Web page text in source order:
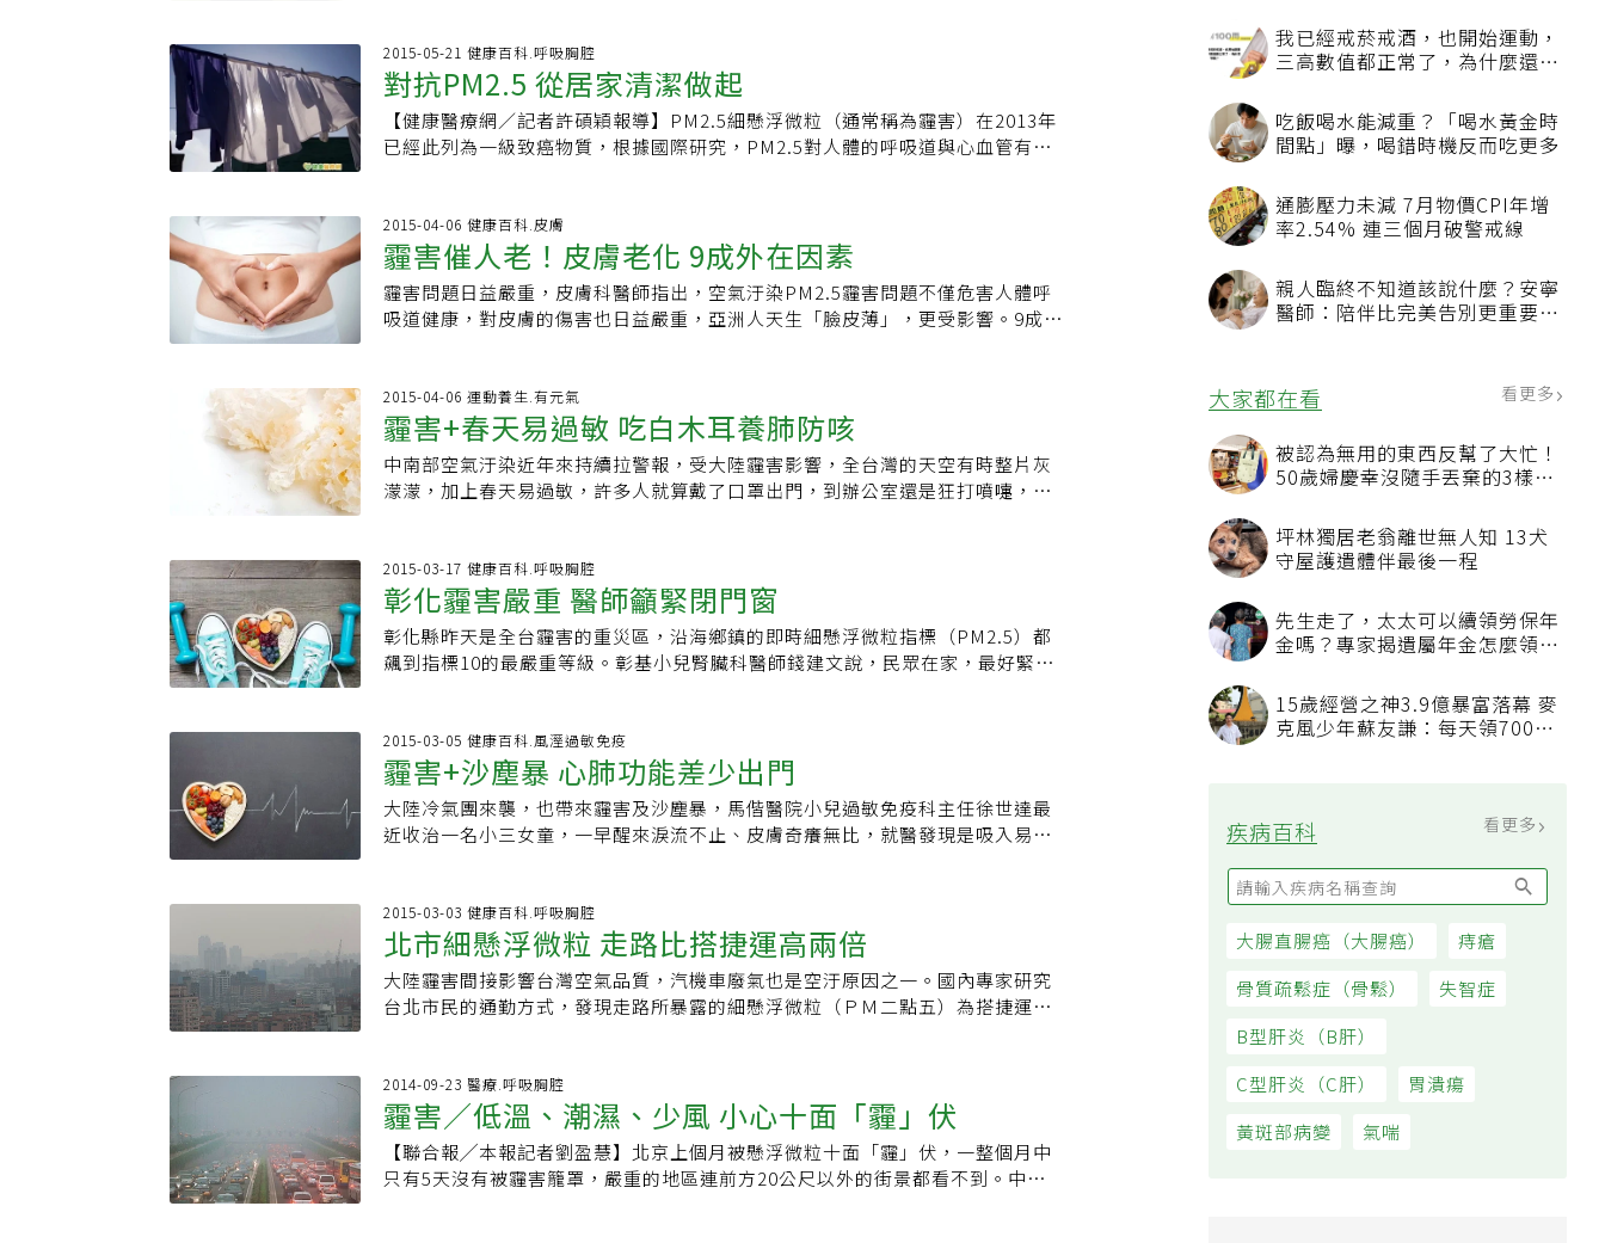
我已經戒菸戒酒，也開始運動，
三高數值都正常了，為什麼還不
吃飯喝水能減重？「喝水黃金時
間點」曝，喝錯時機反而吃更多
通膨壓力未減 7月物價CPI年增
率2.54% 連三個月破警戒線
親人臨終不知道該說什麼？安寧
醫師：陪伴比完美告別更重要，
大家都在看 看更多
被認為無用的東西反幫了大忙！
50歲婦慶幸沒隨手丟棄的3樣物
坪林獨居老翁離世無人知 13犬
守屋護遺體伴最後一程
先生走了，太太可以續領勞保年
金嗎？專家揭遺屬年金怎麼領，
15歲經營之神3.9億暴富落幕 麥
克風少年蘇友謙：每天領700元
疾病百科 看更多
大腸直腸癌（大腸癌）
痔瘡
骨質疏鬆症（骨鬆）
失智症
B型肝炎（B肝）
C型肝炎（C肝）
胃潰瘍
黃斑部病變
氣喘
容易乾燥，甚至影響到唾液及淚腺分泌，臨床上八成類風濕性關節炎患者都會併
發修格蘭氏症候群。由於淋巴細胞是免疫的最基本元素，類風濕性關節炎也跟自
體免疫疾病有關，特別容易引發淋巴病變。瑞典研究曾指出，嚴重類風濕性關節
炎患者，罹患淋巴癌機率是一般人70倍。成大學者分析2000至2008年健保資料庫
風濕科主任蔡文展說，目前藥物種類相當多元，包括類固醇、非類固醇消炎止痛
藥、改變病程的抗風濕藥物、生物製劑等，病人若能及早用藥，除能避免關節破
壞變形導致生活失能，還能降低淋巴癌、乾躁症等併發症風險。濕冷霾害易發病
常戴口罩少出門濕冷天氣及嚴重霾害，當心加重類風濕性關節炎病情。中山醫學
大學附設醫院風濕免疫過敏科主任魏正宗表示，天氣濕冷會讓血液循環變差，體
冷、霾害對類風濕性關節炎會造成間接影響」，因空氣中的懸浮微粒會影響生活
品質，增加身體壓力，造成免疫系統過度活化發病。雖然類風濕性關節炎好發於
40、50歲中年女性，但臨床上不乏年輕女性個案。林口長庚風濕過敏科主治醫師
方耀凡透露，門診曾有一名25歲女性上班族，因左膝腫痛無法行走，曾到骨科抽
關節液，又嘗試復健科治療、中醫針灸等，症狀卻未緩解，陸續就醫一年後才確
制。如何避免天氣及霾害誘發身體發炎反應？蔡明翰建議，出門不妨戴口罩，一
旦空氣汙染嚴重，盡量待在室內、減少外出，維持規律作息、運動及充足睡眠，
才能降低類風濕性關節炎發作機率。▇ 類風濕關節炎的日常小叮嚀1.飲食清淡、
忌辣烤油炸、燥熱及補氣行氣食物。2.注意保暖及血液循環。3.不抽菸、不酗
酒。4.建議地中海飲食，使用橄欖油及堅果等，少吃紅肉。5.規律睡眠、作息及
開，世界各國也將致力於提高空氣品質及降低汙染。就像《穹頂之下》的作者柴
靜所說的「因為孩子，讓我們與未來世界有了關聯」。期待在你我的努力下，能
讓下一代重新享有乾淨的空氣與澄藍的天空。▍提供優質新聞，還需要你的鼓
勵，按讚加入《元氣網粉絲團》：
某種物質讓你感覺很不舒服，代表你很可能正吸入有害健康的空氣，最好盡快離
開現場。專家也提醒，在室內使用清潔產品時，務必打開門窗通風。4.騎單車比
開車好。出乎想像，倫敦大學國王學院多項研究結果顯示，開車和搭計程車接觸
到的空氣汙染物，比行人或騎單車的人更高，且多出很多倍。生物醫學研究中心
的空汙專家巴勒特博士表示，遇塞車時這情況特別明顯。汽車排氣透過通風口進
少接觸汙染物。5.使用瓦斯爐時，打開排氣扇。巴勒特博士表示，使用瓦斯爐時
應養成打開排氣扇的好習慣。煤氣或天然氣燃燒過程，會產生許多有害物質，排
氣扇應定期清潔，並每月更換濾網。6.月台等火車，遠離燃油發動機。火車站的
通風條件多半不佳，特別是柴油動力火車停靠的車站，空氣汙染濃度更大。這些
濃度會有差別。風大的日子，汙染顆粒會吹到更多地方；下雨則可沖刷掉汙染粒
子。上下班時間，汙染物達到高峰；午餐時段，車流量少，道路空氣汙染最低。
巴勒特博士表示，寒冷、乾燥、多霜或多霧的早晨，接觸到的汙染物可能更多，
也更易被吸入人體。建議減少在這些時段出門，尤其是哮喘和過敏嚴重患者。8.
吃藍莓、深綠蔬菜保護皮膚。研究顯示，空氣汙染會加速皮膚老化達10%。接觸
抗氧化劑的乳霜，減少自由基對皮膚的傷害。艾瑪也建議，飲食應多補充維他命C
和富含抗氧化物的深綠色蔬菜、綠茶、藍莓、草莓、葡萄等食物，有助減緩空氣
汙染對皮膚的傷害。9.多搭公車、少開車。研究證實，多搭公車會比自己開車接
觸的汙染物少。乘坐巴士時，最好別坐汽車引擎附近，可減少接觸汙染物。10.遠
影印機太近了。【美國研究】常吃花椰菜苗 有助排出汙染物《亞洲科學家》
（Asian Scientist）網站報導，美國約翰．霍普金斯大學公衛學院的研究人員發
現，食用花椰菜苗有助人體排出空氣汙染物質（苯和丙烯醛），每天喝半杯花椰
菜苗汁就有效果。許多研究顯示，十字花科蔬菜如花椰菜富含的蘿蔔硫素
（sulforaphane），一直以來都被與降低罹癌風險的功效作連結。特別是花椰菜
粉末的飲料，持續12周。結果發現，飲用花椰菜苗飲品的受試者，尿液中排出了
61%的苯。此外，他們也排出更多的丙烯醛。研究發表在《癌症預防研究》期
刊。資料來源╱英國每日郵報、亞洲科學家網站▍提供優質新聞，還需要你的鼓
勵，按讚加入《元氣網粉絲團》：
齡前兒童。廖士傑說，近日就診患者以機車族、隱形眼鏡族、乾眼症患者罹患眼
疾最多，廖士傑說，機車族建議不要戴西瓜皮式，也就是半罩式的安全帽，若不
能改戴全罩式安全帽，建議一定要戴口罩以及護目鏡，戴隱形眼鏡的民眾盡量改
戴眼鏡，乾眼症患者則少出門，並適時點人工淚液，保持眼部濕潤。▍提供優質
物實驗室團隊提供15招：1、搭捷運、公車等大眾運輸以減少廢氣量。2、日間汽
車及工廠運作建議門窗緊閉，夜晚開窗。並常更換或清洗家中空調濾網。3、不要
吸煙或儘量減少吸煙。4、減少煎，油炸、快炒等易冒煙的烹調方法。5、儘量不
要或減少燒香、燒金紙。6、勿燃放鞭炮、煙火、仙女棒等。7、外出戴口罩並常
更換口罩。8、外出衣物、帽子、圍巾要常清洗。 9、心血管疾病、腎臟病、洗腎
喝水。12、多吃梨、蘋果、柑橘、木瓜、南瓜、地瓜及綠色蔬菜、白色十字花科
青菜，如高麗菜、白色花菜，還有蕃茄、洋蔥等有助防治肺部疾病。13、室內放
置大葉子綠色植物以淨化空氣品質。14、衣服曬在有遮蔽物的通風處，在室外勿
超過24小時，未乾移到室內開除濕機。15、減少戶外運動改成在室內運動，如爬
2015-05-21 健康百科.呼吸胸腔
對抗PM2.5 從居家清潔做起
【健康醫療網／記者許碩穎報導】PM2.5細懸浮微粒（通常稱為霾害）在2013年
已經此列為一級致癌物質，根據國際研究，PM2.5對人體的呼吸道與心血管有負
微粒。兩種都會產生空氣霧茫茫的現象，該如何判斷呢？倘中午時間仍有霧茫茫
的狀況，可推知就是PM2.5在作祟了。霾害環繞，我們散步走路健康嗎？台北醫
學大學公衛系莊凱任副教授研究指出，步行是容易接觸PM2.5的通勤方式，其次
是開車、公車，再者是捷運。若在空氣污染嚴重的道路旁運動，在活動時吸入的
空氣量是沒運動時的三倍之多，因此建議民眾，應避免在車流多之時段運動。
林口長庚醫院兒童過敏氣喘風濕科主治醫師葉國偉表示，若在PM2.5濃度升高
時，將衣物、棉被等拿至戶外去曬太陽，反而讓大量的粉塵跟有害懸浮微粒附於
上，其實對人體的呼吸道有害，易引起氣喘或過敏。在國內過敏人口比例超高的
情況，不管是受限於居住環境或霾害原因，將寢具曝曬在陽光下除螨的方式已較
空氣清淨機循環淨化吹進的空氣，此外，可將家裡的溼度維持在百分之六十左
右。至於地面的灰塵跟附著在寢具上的塵螨，除了勤清潔，也以吸塵器來輔助。
地面與寢具中隱藏了許多潛在過敏原，如塵蟎、黴菌、皮屑、掉落食物殘渣、長
毛粉螨、蟲卵等。根據統計，每克的灰塵中含有百萬以上的細菌，對人體的健康
有負面影響。除了空氣清淨機以外，網路達人486建議，吸塵器可選擇高過濾效能
染日漸嚴重，除運動可讓體內免疫系統提昇外，如何讓室內空氣再生清淨及螨害
與過敏源的清除等的室內環境維護工作，更是重要。【更多健康資訊，請見「健
康醫療網」】
2015-04-06 健康百科.皮膚
霾害催人老！皮膚老化 9成外在因素
霾害問題日益嚴重，皮膚科醫師指出，空氣汙染PM2.5霾害問題不僅危害人體呼
吸道健康，對皮膚的傷害也日益嚴重，亞洲人天生「臉皮薄」，更受影響。9成皮
時，預估門診病患會再上升三至四成。保養品成分專家吳珮瑄也說，皮膚老化的
原因不再只是「年紀」，現代人老化的成因，高達九成是來自霾害、壓力、抽
菸、紫外線、生活作息不正常等「外因性老化」影響；上了年紀而顯老的「內因
性老化」，只占一成。吳珮瑄說，環境空氣汙染中的懸浮微粒會加速肌膚老化，
並產生大量自由基誘發發炎反應，使得黑色素及深層斑點增加。皮膚科醫師曾德
外，肌膚上的氧化物比例也相對較高，角質代謝機制也容易被破壞。他也說，東
方人肌膚表皮的保護層較薄，更易受環境的影響，對致敏因子的抵抗力相對較
弱，較易產生缺水、乾燥及皮膚粗糙問題，日積月累後就可能演變成脆弱的敏感
性肌膚。為免空氣汙染讓肌膚吸附，皮膚科醫師建議，民眾外出前應確實做好防
康訊息，快加入【元氣網粉絲團】
2015-04-06 運動養生.有元氣
霾害+春天易過敏 吃白木耳養肺防咳
中南部空氣汙染近年來持續拉警報，受大陸霾害影響，全台灣的天空有時整片灰
濛濛，加上春天易過敏，許多人就算戴了口罩出門，到辦公室還是狂打噴嚏，鼻
身體的免疫功能，豐富膠質還能防止肌膚老化、彈性減弱，也有助解決毛孔粗大
的問題。快跟著我們DIY做「養肺白木耳露」！幫助從霾害空氣下潤肺養生，還能
止咳，同時讓自己變得更美麗喔！【養肺白木耳露】材料（2碗）：白木耳
20g（先浸泡10分鐘）、杏仁30g、西洋參5g、紅冰糖適量、熱水800cc作法：所
有材料洗淨，和熱水放入營養調理機杯內，蓋緊蓋子。植化素對症叮嚀白木耳含
果。西洋參有18種的氨基酸，內含的人蔘皂甙更是臟器組織的保護劑，是護肺的
最佳食材。資料來源：書名／《1日5分鐘的排毒奇蹟》作者：郭素君出版社：采
實文化
2015-03-17 健康百科.呼吸胸腔
彰化霾害嚴重 醫師籲緊閉門窗
彰化縣昨天是全台霾害的重災區，沿海鄉鎮的即時細懸浮微粒指標（PM2.5）都
飆到指標10的最嚴重等級。彰基小兒腎臟科醫師錢建文說，民眾在家，最好緊閉
動的擴散效果很差，來自中國大陸的汙染物飄到彰化縣並持續累積，碰到八卦山
脈後氣流下沉，所以空汙程度嚴重，連八卦山脈以東「好山好水」的南投縣也遭
殃。空氣品質如此糟糕，伸港鄉與線西鄉公所直指台中火力發電廠要負起很大責
任。伸港鄉長曾煥彰、線西鄉機要秘書蘇韋峻都表示，台中火力發電廠經年累月
排放煙塵，害兩鄉鎮空氣品質一直不好，發電廠應補助經費給鄉民做健康檢查及
參觀發電廠，就能了解空氣品質惡化不是發電廠造成的。環保局啟動「空氣品質
緊急應變機制」，包括加派水車灑水掃街，巡查列管的營建工地，及在裸露地表
灑水抑制揚塵。教育處沒接獲教育部通知停上戶外課程，不過通令沿海各國中、
小學，可先採購口罩，事後補申請經費。◎ 隨時掌握第一手健康訊息，快加入
2015-03-05 健康百科.風溼過敏免疫
霾害+沙塵暴 心肺功能差少出門
大陸冷氣團來襲，也帶來霾害及沙塵暴，馬偕醫院小兒過敏免疫科主任徐世達最
近收治一名小三女童，一早醒來淚流不止、皮膚奇癢無比，就醫發現是吸入易刺
吸道物質所致，提醒心肺功能不佳的民眾，最近應避免出門。若非得出門，要戴
過濾性高的口罩如Ｎ95。徐世達也建議，成人這幾天不要戴隱形眼鏡，以免容易
過敏；家中若有過敏兒，可戴護目鏡。另外，家中門窗勿大開，可用空調或空氣
清淨機過濾家中空氣。醫師發現，近兩周因空氣不好而過敏的患者，增加兩成。
徐世達表示，曾有研究指出，懸浮微粒（ｐｍ10）每立方公尺的濃度增加一百微
嗽、痰多，也容易被誤認為是感冒。症狀嚴重者，甚至可能因細菌感染引發肺
炎，甚至引發敗血症、休克。此外，氣管收縮，心臟便加快，容易讓有心臟疾病
的患者呼吸困難、增心肌梗塞機率。
2015-03-03 健康百科.呼吸胸腔
北市細懸浮微粒 走路比搭捷運高兩倍
大陸霾害間接影響台灣空氣品質，汽機車廢氣也是空汙原因之一。國內專家研究
台北市民的通勤方式，發現走路所暴露的細懸浮微粒（ＰＭ二點五）為搭捷運者
沙塵暴，汽機車、工廠和火災所釋出的懸浮粒子、臭氧、二氧化碳或一氧化碳等
物質，都會造成空氣汙染。其中，懸浮粒子的粒徑若小於ＰＭ值二點五以下，可
能從呼吸道進入肺部深層，再從肺泡溶入血液，造成呼吸道發炎或心血管疾病，
嚴重有心肌梗塞的危險。台北醫學大學公共衛生學系副教授莊凱任帶領研究團
隊，選定每年一月到三月，請測試者攜帶心電圖和測量環境空氣的儀器，依平日
2014-09-23 醫療.呼吸胸腔
霾害／低溫、潮濕、少風 小心十面「霾」伏
【聯合報╱本報記者劉盈慧】北京上個月被懸浮微粒十面「霾」伏，一整個月中
只有5天沒有被霾害籠罩，嚴重的地區連前方20公尺以外的街景都看不到。中研院